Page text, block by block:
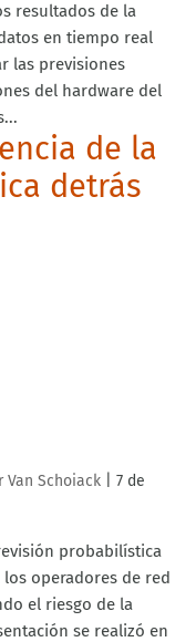
resultados de la
en tiempo real
las previsiones
del hardware del
de la
detrás
Van Schoiack |7 de
probabilística
operadores de red
el riesgo de la
se realizó en